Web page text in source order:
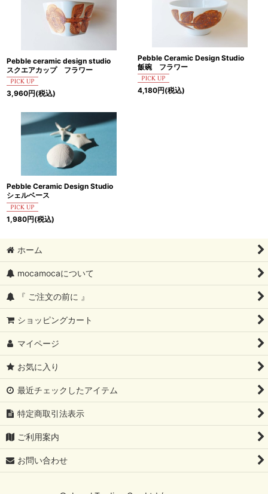
Pebble ceramic design studio
スクエアカップ フラワー
3,960円(税込)
Pebble Ceramic Design Studio
飯碗 フラワー
4,180円(税込)
Pebble Ceramic Design Studio
シェルベース
1,980円(税込)
ホーム
mocamocaについて
『 ご注文の前に 』
ショッピングカート
マイページ
お気に入り
最近チェックしたアイテム
特定商取引法表示
ご利用案内
お問い合わせ